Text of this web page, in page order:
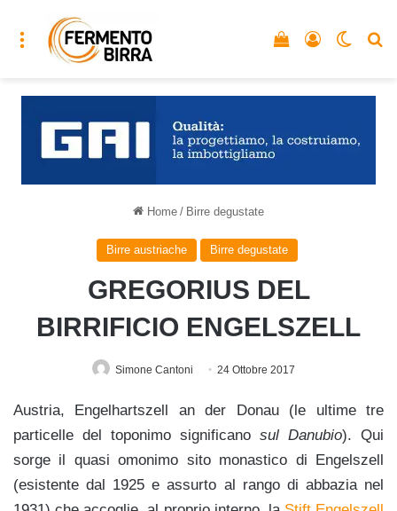
Menu Accedi
Vedi il carrello
Home / Birre degustate
Birre austriache Birre degustate
GREGORIUS DEL
BIRRIFICIO ENGELSZELL
Simone Cantoni 24 Ottobre 2017
Austria, Engelhartszell an der Donau (le ultime tre
particelle del toponimo significano sul Danubio). Qui
sorge il quasi omonimo sito monastico di Engelszell
(esistente dal 1925 e assurto al rango di abbazia nel